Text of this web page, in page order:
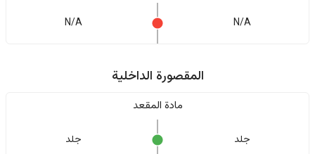
N/A
N/A
المقصورة الداخلية
مادة المقعد
جلد جلد